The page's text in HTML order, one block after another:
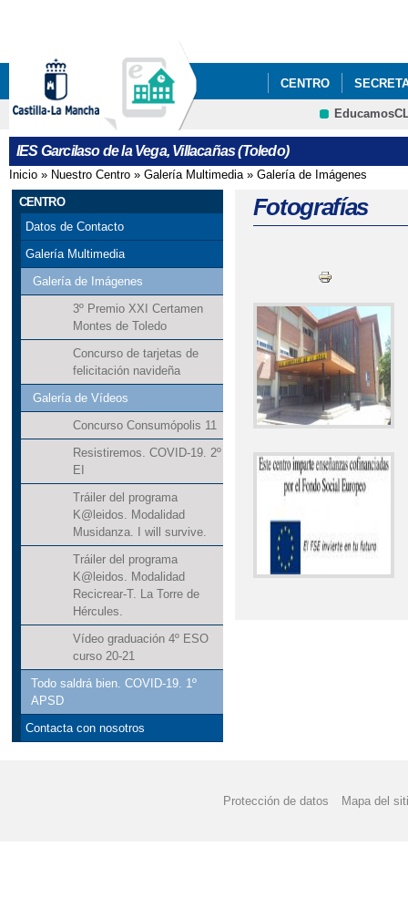
CENTRO
DOCS FP
TRATAMIENTO DE
CENTRO
IES Garcilaso de la Vega, Villacañas (Toledo)
Se encuentra usted aquí
Inicio » Nuestro Centro » Galería Multimedia» Galería de Imágenes
CENTRO
Datos de Contacto
Galería Multimedia
Galería de Imágenes
3º Premio XXI Certamen
Montes de Toledo
Concurso de tarjetas de
felicitación navideña
Galería de Vídeos
Concurso Consumópolis 11
Resistiremos. COVID-19. 2º
EI
Tráiler del programa
K@leidos. Modalidad
Musidanza. I will survive.
Tráiler del programa
K@leidos. Modalidad
Recicrear-T. La Torre de
Hércules.
Vídeo graduación 4º ESO
curso 20-21
Todo saldrá bien. COVID-19. 1º
APSD
Contacta con nosotros
Fotografías
Protección de datos Mapa del